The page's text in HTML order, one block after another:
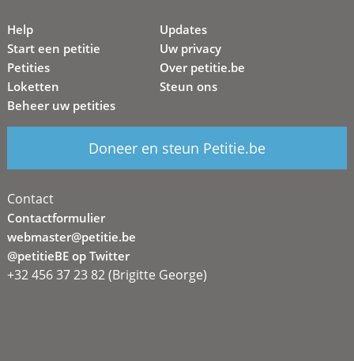
Help
Start een petitie
Petities
Loketten
Beheer uw petities
Updates
Uw privacy
Over petitie.be
Steun ons
Doneer en steun Petitie.be
Contact
Contactformulier
webmaster@petitie.be
@petitieBE op Twitter
+32 456 37 23 82 (Brigitte George)